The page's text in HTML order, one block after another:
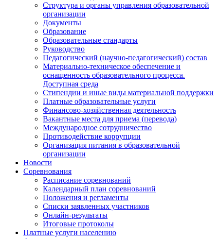
Структура и органы управления образовательной
организации
Документы
Образование
Образовательные стандарты
Руководство
Педагогический (научно-педагогический) состав
Материально-техническое обеспечение и
оснащенность образовательного процесса.
Доступная среда
Стипендии и иные виды материальной поддержки
Платные образовательные услуги
Финансово-хозяйственная деятельность
Вакантные места для приема (перевода)
Международное сотрудничество
Противодействие коррупции
Организация питания в образовательной
организации
Новости
Соревнования
Расписание соревнований
Календарный план соревнований
Положения и регламенты
Списки заявленных участников
Онлайн-результаты
Итоговые протоколы
Платные услуги населению